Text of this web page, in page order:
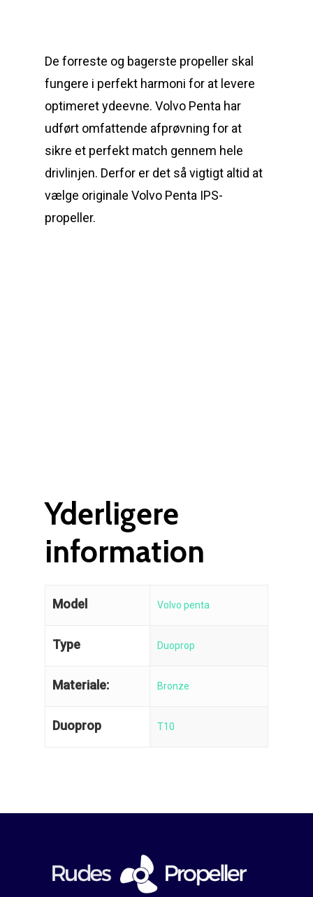
De forreste og bagerste propeller skal
fungere i perfekt harmoni for at levere
optimeret ydeevne. Volvo Penta har
udført omfattende afprøvning for at
sikre et perfekt match gennem hele
drivlinjen. Derfor er det så vigtigt altid at
vælge originale Volvo Penta IPS-
propeller.
Yderligere
information
Model Volvo penta
Type Duoprop
Materiale: Bronze
Duoprop T10
Reparation
Om reparation
Før / efter
Guides
Aksler i tommer
Shop